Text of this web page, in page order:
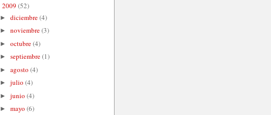
2009 (52)
► diciembre(4)
► noviembre(3)
► octubre(4)
► septiembre(1)
► agosto (4)
► julio (4)
► junio (4)
► mayo (6)